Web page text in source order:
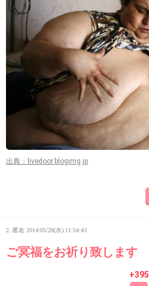
出典：livedoor.blogimg.jp
2. 匿名 2014/05/28(水) 11:54:43
ご冥福をお祈り致します
+395